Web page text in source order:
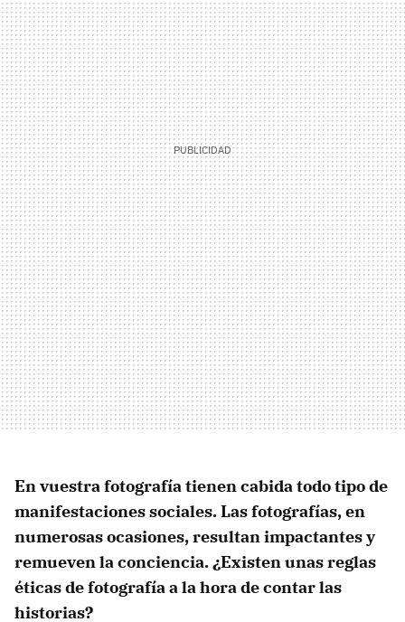
En vuestra fotografía tienen cabida todo tipo de
manifestaciones sociales. Las fotografías, en
numerosas ocasiones, resultan impactantes y
remueven la conciencia. ¿Existen unas reglas
éticas de fotografía a la hora de contar las
historias?